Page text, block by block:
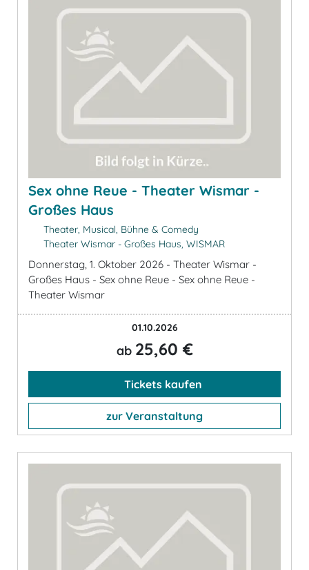
Sex ohne Reue - Theater Wismar -
Großes Haus
Theater, Musical, Bühne & Comedy
Theater Wismar - Großes Haus, WISMAR
Donnerstag, 1. Oktober 2026 - Theater Wismar -
Großes Haus - Sex ohne Reue - Sex ohne Reue -
Theater Wismar
01.10.2026
ab 25,60 €
Tickets kaufen
zur Veranstaltung